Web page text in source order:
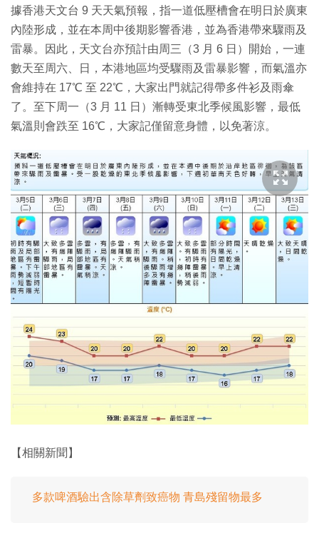
據香港天文台 9 天天氣預報，指一道低壓槽會在明日於廣東
內陸形成，並在本周中後期影響香港，並為香港帶來驟雨及
雷暴。因此，天文台亦預計由周三（3 月 6 日）開始，一連
數天至周六、日，本港地區均受驟雨及雷暴影響，而氣溫亦
會維持在 17℃ 至 22℃，大家出門就記得帶多件衫及雨傘
了。至下周一（3 月 11 日）漸轉受東北季候風影響，最低
氣溫則會跌至 16℃，大家記僅留意身體，以免著涼。
【相關新聞】
多款啤酒驗出含除草劑致癌物 青島殘留物最多